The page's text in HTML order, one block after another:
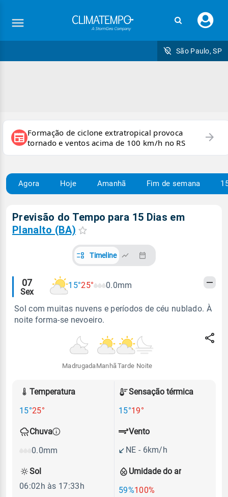
seu
São Paulo, SP
newspaper Formação de ciclone extratropical provoca
tornado e ventos acima de 100 km/h no RS
arrow_forward
Agora Hoje Amanhã Fim de semana
Previsão do Tempo para 15 Dias em
Planalto (BA)
Timeline
Alertas
meteorológicos
07
Sex
15°25° 0.0mm
Sol com muitas nuvens e períodos de céu nublado. À
noite forma-se nevoeiro.
Madrugada Manhã Tarde Noite
Temperatura
15°25°
Sensação térmica
15°19°
Chuva
0.0mm
Umidade do ar
59%100%
Vento
NE - 6km/h
Sol
06:02h às 17:33h